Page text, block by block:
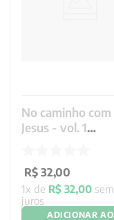
No caminho com
Jesus - vol. 1
R$ 32,00
1x de R$ 32,00 sem
juros
ADICIONAR AO